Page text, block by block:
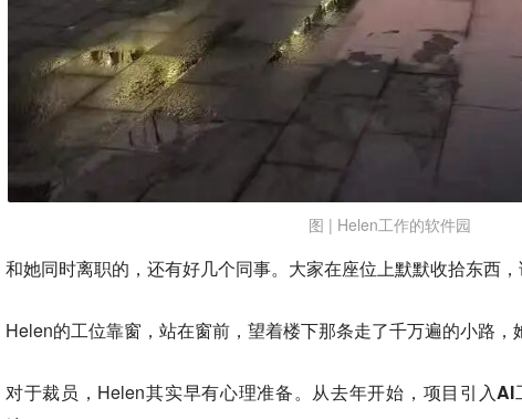
图 | Helen工作的软件园
和她同时离职的，还有好几个同事。大家在座位上默默收拾东西，
Helen的工位靠窗，站在窗前，望着楼下那条走了千万遍的小路，
对于裁员，Helen其实早有心理准备。从去年开始， 项目引入AI